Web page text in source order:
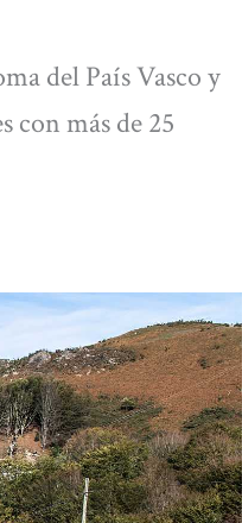
del País Vasco y
con más de 25